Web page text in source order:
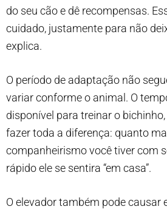
do seu cão e dê recompensas.
cuidado, justamente para não
explica.
O período de adaptação não
variar conforme o animal. O
disponível para treinar o
fazer toda a diferença: quanto
companheirismo você tiver com
rápido ele se sentira “em casa”.
O elevador também pode causar